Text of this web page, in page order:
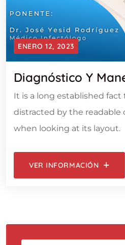
ENERO 12, 2023
Diagnóstico Y
It is a long established fact
distracted by the readable
when looking at its layout.
VER INFORMACIÓN